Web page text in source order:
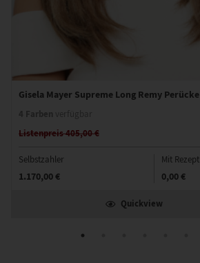
Gisela Mayer Supreme Long Remy Perücke
Listenpreis 405,00 €
Selbstzahler
1.170,00 €
Mit Rezept
0,00 €
Quickview